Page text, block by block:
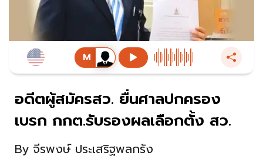
อดีตผู้สมัครสว. ยื่นศาลปกครอง
เบรก กกต.รับรองผลเลือกตั้ง สว.
By จีรพงษ์ ประเสริฐพลกรัง